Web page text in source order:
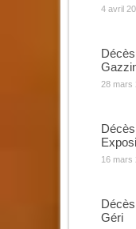
4 avril
28 mars
16 mars
Géri